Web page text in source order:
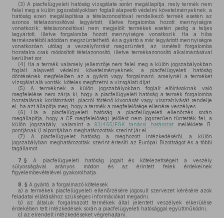
(3) A piacfelügyeleti hatóság vizsgálata során megállapítja, mely termék nem
felel meg a külön jogszabályokban foglalt alapvető védelmi követelményeknek, a
hatóság ezen megállapítása a tételazonosítóval rendelkező termék esetén az
azonos tételazonosítóval legyártott, illetve forgalomba hozott mennyiségre
vonatkozik; tételazonosítóval nem megjelölt termékek esetén pedig a teljes
legyártott, illetve forgalomba hozott mennyiségre vonatkozik. Ha a hiba
természetéből adódóan megszüntethető, és a gyártó a már legyártott mennyiségre
vonatkozóan utólag a veszélyforrást megszünteti, az ismételt forgalomba
hozatalra csak módosított tételazonosító, illetve termékazonosító alkalmazásával
kerülhet sor.
(4) Ha a termék valamely jellemzője nem felel meg a külön jogszabályokban
foglalt alapvető védelmi követelményeknek, a piacfelügyeleti hatóság
döntésének megfelelően az a gyártó vagy forgalmazó, amelynél a terméket
vizsgálat alá vonták, köteles megfizetni a vizsgálati díjat.
(5) A terméknek a külön jogszabályokban foglalt előírásoknak való
megfelelése nem zárja ki, hogy a piacfelügyeleti hatóság a termék forgalomba
hozatalának korlátozását, piacról történő kivonását vagy visszahívását rendelje
el, ha azt állapítja meg, hogy a termék a megfelelősége ellenére veszélyes.
(6) Ha a piacfelügyeleti hatóság a piacfelügyeleti ellenőrzés során
megállapítja, hogy a CE megfelelőségi jelölést nem jogszerűen tüntették fel, a
külön jogszabály, valamint a 93/465/EGK tanácsi határozat melléklete B.
pontjának l) alpontjában meghatározottak szerint jár el.
(7) A piacfelügyelet hatóság a meghozott intézkedéséről, a külön
jogszabályban meghatározottak szerint értesíti az Európai Bizottságot és a többi
tagállamot.
7. § A piacfelügyeleti hatóság jogait és kötelezettségeit a veszély
súlyosságával arányos módon és az érintett felek érdekeinek
figyelembevételével gyakorolhatja.
8. § A gyártó, a forgalmazó kötelesek
a) a termékek piacfelügyeleti ellenőrzésére jogosult szervezet kérésére azok
feladatai ellátásához szükséges információkat megadni,
b) az általuk forgalmazott termékek által jelentett veszélyek elkerülése
érdekében tett intézkedések során a piacfelügyeleti hatósággal együttműködni,
c) az elrendelt intézkedéseket végrehajtani.